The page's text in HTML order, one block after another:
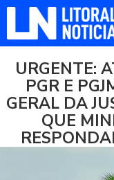
URGENTE:
PGR E
GERAL DA
QUE